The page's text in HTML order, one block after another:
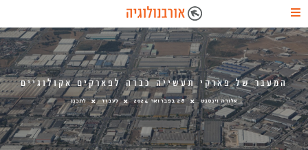
המעבר של פארקי תעשייה כבדה לפארקים אקולוגיים
אלורה וינסנט 28 בפברואר 2024 לעבוד לתכנן